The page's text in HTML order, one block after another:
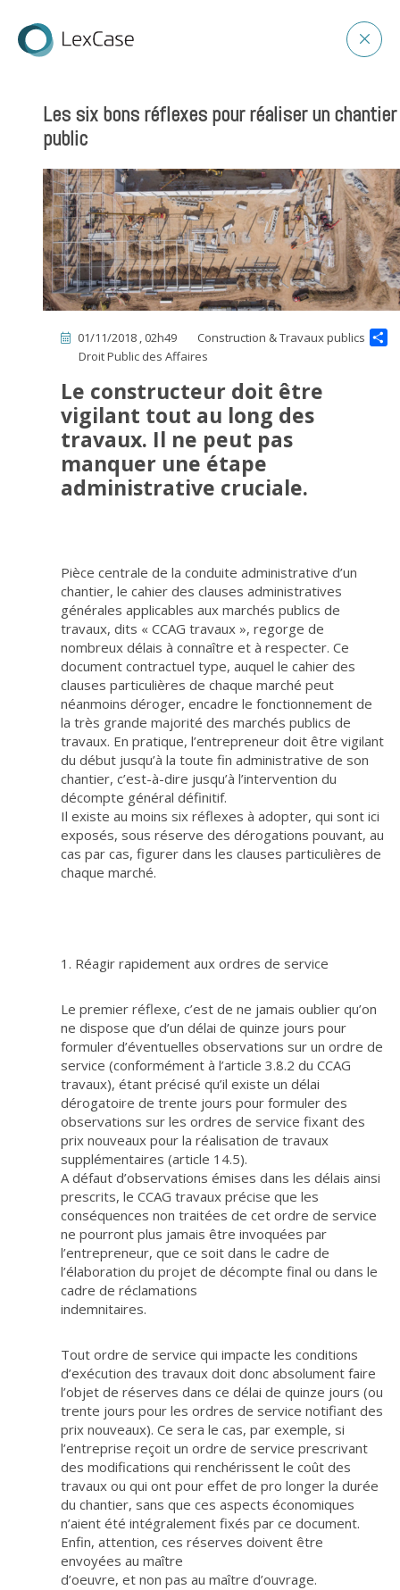
Les six bons réflexes pour réaliser un chantier
public
01/11/2018 , 02h49
Construction & Travaux publics
Droit Public des Affaires
Le constructeur doit être
vigilant tout au long des
travaux. Il ne peut pas
manquer une étape
administrative cruciale.
Pièce centrale de la conduite administrative d’un
chantier, le cahier des clauses administratives
générales applicables aux marchés publics de
travaux, dits « CCAG travaux », regorge de
nombreux délais à connaître et à respecter. Ce
document contractuel type, auquel le cahier des
clauses particulières de chaque marché peut
néanmoins déroger, encadre le fonctionnement de
la très grande majorité des marchés publics de
travaux. En pratique, l’entrepreneur doit être vigilant
du début jusqu’à la toute fin administrative de son
chantier, c’est-à-dire jusqu’à l’intervention du
décompte général définitif.
Il existe au moins six réflexes à adopter, qui sont ici
exposés, sous réserve des dérogations pouvant, au
cas par cas, figurer dans les clauses particulières de
chaque marché.
1. Réagir rapidement aux ordres de service
Le premier réflexe, c’est de ne jamais oublier qu’on
ne dispose que d’un délai de quinze jours pour
formuler d’éventuelles observations sur un ordre de
service (conformément à l’article 3.8.2 du CCAG
travaux), étant précisé qu’il existe un délai
dérogatoire de trente jours pour formuler des
observations sur les ordres de service fixant des
prix nouveaux pour la réalisation de travaux
supplémentaires (article 14.5).
A défaut d’observations émises dans les délais ainsi
prescrits, le CCAG travaux précise que les
conséquences non traitées de cet ordre de service
ne pourront plus jamais être invoquées par
l’entrepreneur, que ce soit dans le cadre de
l’élaboration du projet de décompte final ou dans le
cadre de réclamations
indemnitaires.
Tout ordre de service qui impacte les conditions
d’exécution des travaux doit donc absolument faire
l’objet de réserves dans ce délai de quinze jours (ou
trente jours pour les ordres de service notifiant des
prix nouveaux). Ce sera le cas, par exemple, si
l’entreprise reçoit un ordre de service prescrivant
des modifications qui renchérissent le coût des
travaux ou qui ont pour effet de pro longer la durée
du chantier, sans que ces aspects économiques
n’aient été intégralement fixés par ce document.
Enfin, attention, ces réserves doivent être
envoyées au maître
d’oeuvre, et non pas au maître d’ouvrage.